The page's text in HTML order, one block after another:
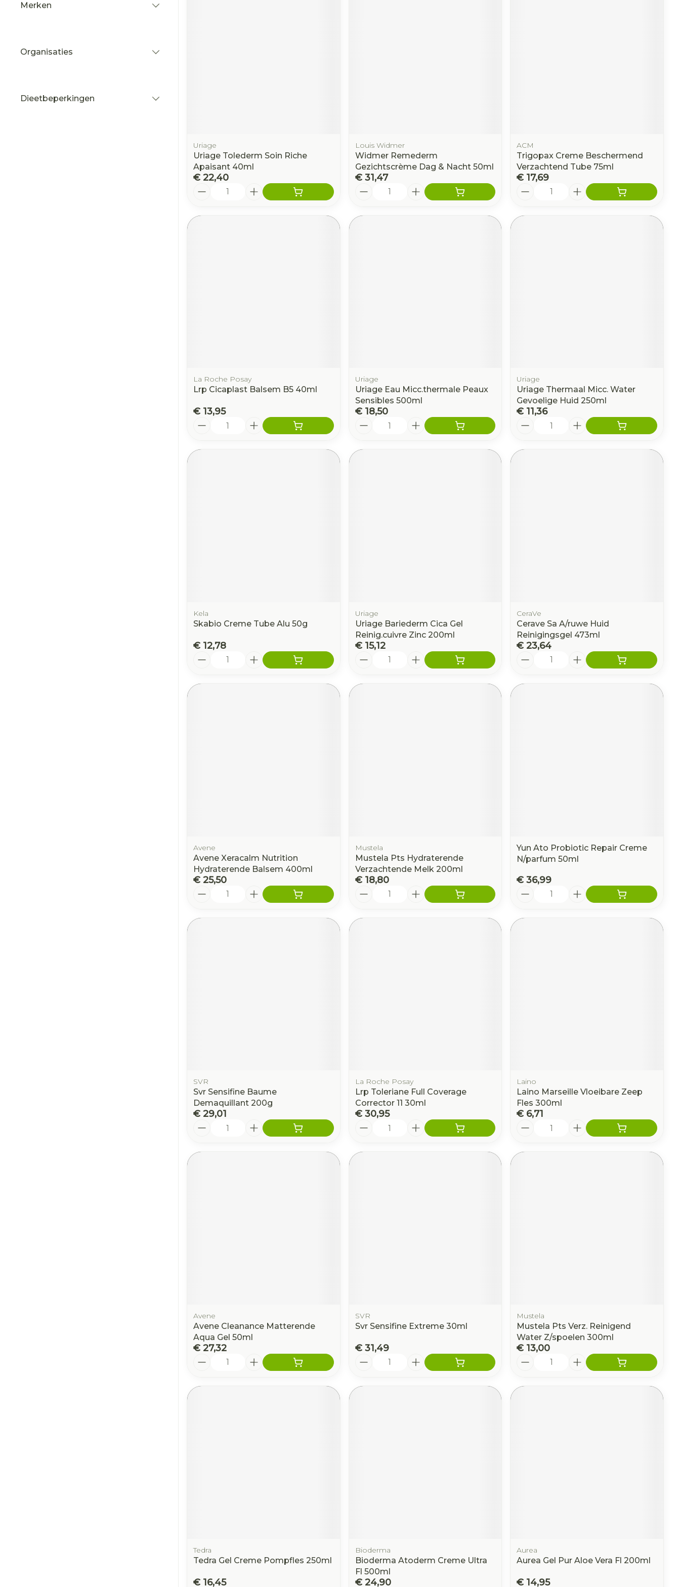
Merken
Organisaties
Dieetbeperkingen
Uriage
Uriage Tolederm Soin Riche
Apaisant 40ml
€ 22,40
Louis Widmer
Widmer Remederm
Gezichtscrème Dag & Nacht 50ml
€ 31,47
ACM
Trigopax Creme Beschermend
Verzachtend Tube 75ml
€ 17,69
La Roche Posay
Lrp Cicaplast Balsem B5 40ml
€ 13,95
Uriage
Uriage Eau Micc.thermale Peaux
Sensibles 500ml
€ 18,50
Uriage
Uriage Thermaal Micc. Water
Gevoelige Huid 250ml
€ 11,36
Kela
Skabio Creme Tube Alu 50g
€ 12,78
Uriage
Uriage Bariederm Cica Gel
Reinig.cuivre Zinc 200ml
€ 15,12
CeraVe
Cerave Sa A/ruwe Huid
Reinigingsgel 473ml
€ 23,64
Avene
Avene Xeracalm Nutrition
Hydraterende Balsem 400ml
€ 25,50
Mustela
Mustela Pts Hydraterende
Verzachtende Melk 200ml
€ 18,80
Yun Ato Probiotic Repair Creme
N/parfum 50ml
€ 36,99
SVR
Svr Sensifine Baume
Demaquillant 200g
€ 29,01
La Roche Posay
Lrp Toleriane Full Coverage
Corrector 11 30ml
€ 30,95
Laino
Laino Marseille Vloeibare Zeep
Fles 300ml
€ 6,71
Avene
Avene Cleanance Matterende
Aqua Gel 50ml
€ 27,32
SVR
Svr Sensifine Extreme 30ml
€ 31,49
Mustela
Mustela Pts Verz. Reinigend
Water Z/spoelen 300ml
€ 13,00
Tedra
Tedra Gel Creme Pompfles 250ml
€ 16,45
Bioderma
Bioderma Atoderm Creme Ultra
Fl 500ml
€ 24,90
Aurea
Aurea Gel Pur Aloe Vera Fl 200ml
€ 14,95